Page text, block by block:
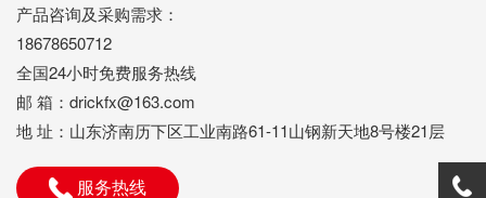
产品咨询及采购需求：
18678650712
全国24小时免费服务热线
邮 箱：drickfx@163.com
地 址：山东济南历下区工业南路61-11山钢新天地8号楼21层
服务热线